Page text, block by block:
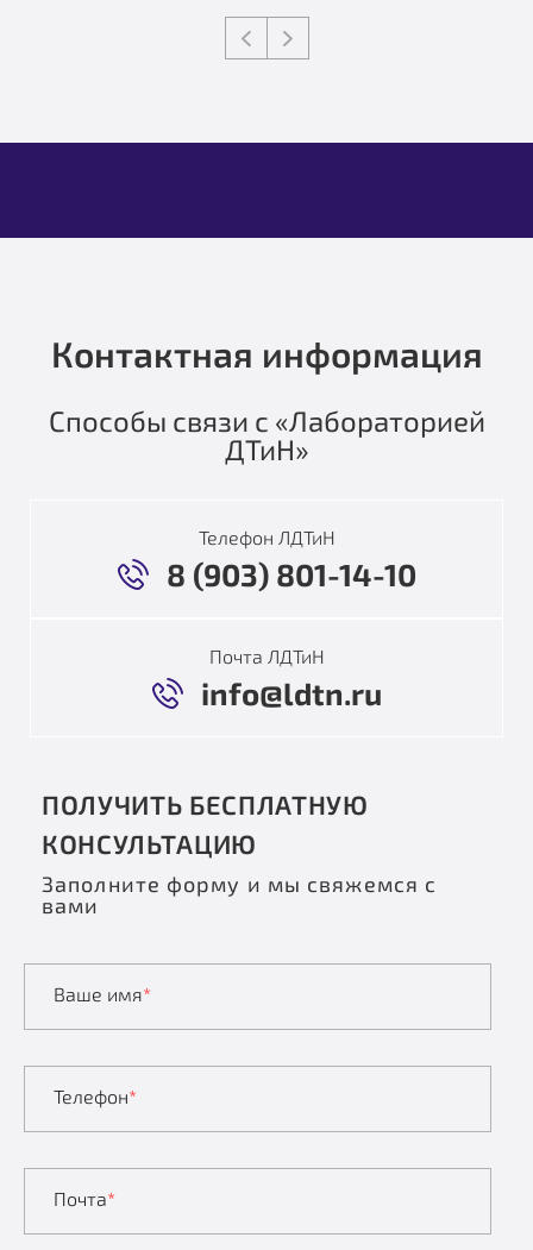
Контактная информация
Способы связи с «Лабораторией
ДТиН»
Телефон ЛДТиН
8 (903) 801-14-10
Почта ЛДТиН
info@ldtn.ru
ПОЛУЧИТЬ БЕСПЛАТНУЮ
КОНСУЛЬТАЦИЮ
Заполните форму и мы свяжемся с
вами
Ваше имя*
Телефон*
Почта*